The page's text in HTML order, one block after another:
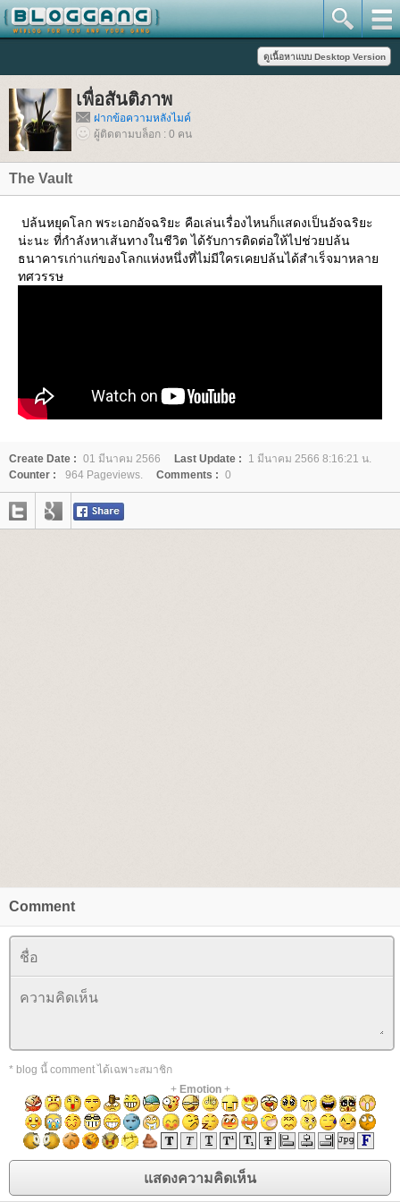
เพื่อสันติภาพ
ฝากข้อความหลังไมค์
ผู้ติดตามบล็อก : 0 คน
The Vault
ปล้นหยุดโลก พระเอกอัจฉริยะ คือเล่นเรื่องไหนก็แสดงเป็นอัจฉริยะ
น่ะนะ ที่กำลังหาเส้นทางในชีวิต ได้รับการติดต่อให้ไปช่วยปล้น
ธนาคารเก่าแก่ของโลกแห่งหนึ่งที่ไม่มีใครเคยปล้นได้สำเร็จมาหลา
ทศวรรษ
Create Date : 01 มีนาคม 2566 Last Update :
1 มีนาคม 2566 8:16:21 น.
Counter :
964 Pageviews. Comments : 0
Comment
* blog นี้ comment ได้เฉพาะสมาชิก
+ Emotion+